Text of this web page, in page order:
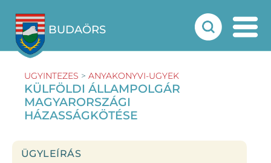
BUDAÖRS
UGYINTEZES > ANYAKONYVI-UGYEK
KÜLFÖLDI ÁLLAMPOLGÁR
MAGYARORSZÁGI
HÁZASSÁGKÖTÉSE
ÜGYLEÍRÁS